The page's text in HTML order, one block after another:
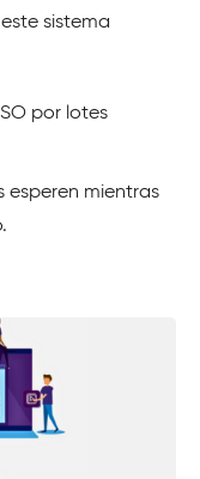
sistema
por lotes
esperen mientras